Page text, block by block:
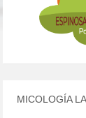
MICOLOGÍA